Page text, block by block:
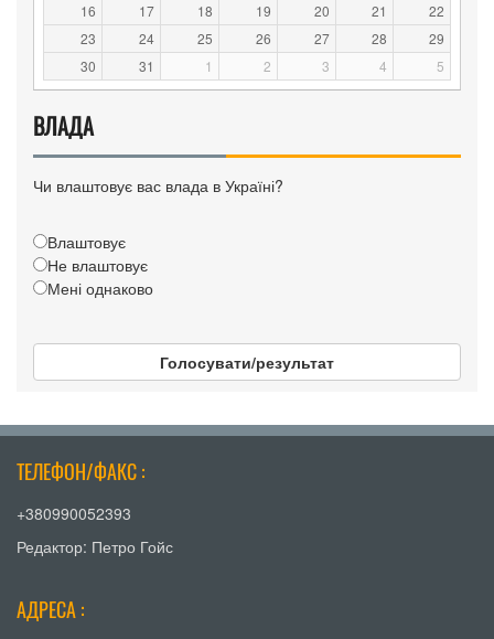
16
17 18 19 20 21
22
23
24 25 26 27 28
29
30
31 1 2 3 4 5
ВЛАДА
Чи влаштовує вас влада в Україні?
Влаштовує
Не влаштовує
Мені однаково
Голосувати/результат
ТЕЛЕФОН/ФАКС :
+380990052393
Редактор: Петро Гойс
АДРЕСА :